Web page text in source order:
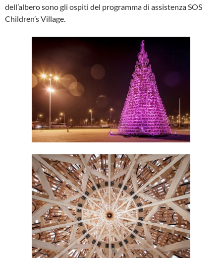
dell’albero sono gli ospiti del programma di assistenza SOS
Children’s Village.